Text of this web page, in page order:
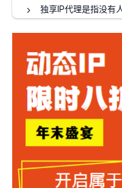
独享IP代理是指没有